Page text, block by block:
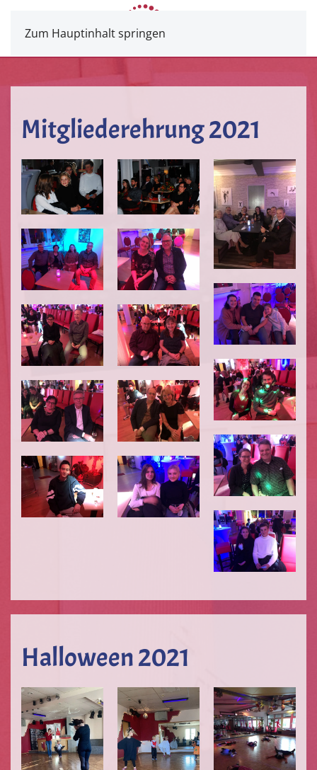
Zum Hauptinhalt springen
Mitgliederehrung 2021
VERGRÖSSERN
VERGRÖSSERN
VERGRÖSSERN
VERGRÖSSERN VERGRÖSSERN
VERGRÖSSERN
VERGRÖSSERN
VERGRÖSSERN
VERGRÖSSERN
VERGRÖSSERN
VERGRÖSSERN
VERGRÖSSERN
VERGRÖSSERN
VERGRÖSSERN
VERGRÖSSERN
Halloween 2021
VERGRÖSSERN VERGRÖSSERN
VERGRÖSSERN